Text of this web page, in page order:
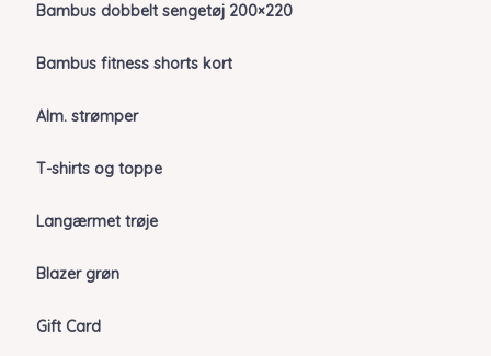
Bambus dobbelt sengetøj 200×220
Bambus fitness shorts kort
Alm. strømper
T-shirts og toppe
Langærmet trøje
Blazer grøn
Gift Card